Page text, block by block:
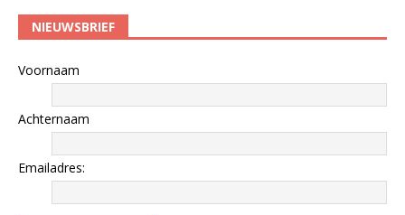
NIEUWSBRIEF
Voornaam
Achternaam
Emailadres: